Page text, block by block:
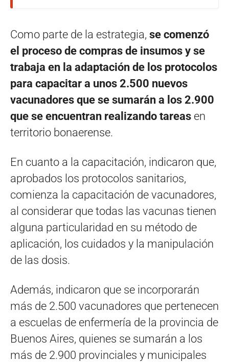
Como parte de la estrategia, se comenzó
el proceso de compras de insumos y se
trabaja en la adaptación de los protocolos
para capacitar a unos 2.500 nuevos
vacunadores que se sumarán a los 2.900
que se encuentran realizando tareas en
territorio bonaerense.
En cuanto a la capacitación, indicaron que,
aprobados los protocolos sanitarios,
comienza la capacitación de vacunadores,
al considerar que todas las vacunas tienen
alguna particularidad en su método de
aplicación, los cuidados y la manipulación
de las dosis.
Además, indicaron que se incorporarán
más de 2.500 vacunadores que pertenecen
a escuelas de enfermería de la provincia de
Buenos Aires, quienes se sumarán a los
más de 2.900 provinciales y municipales